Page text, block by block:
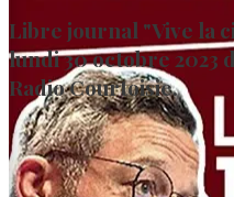
Libre journal "Vive la
lundi 30 octobre 2023
Radio Courtoisie.